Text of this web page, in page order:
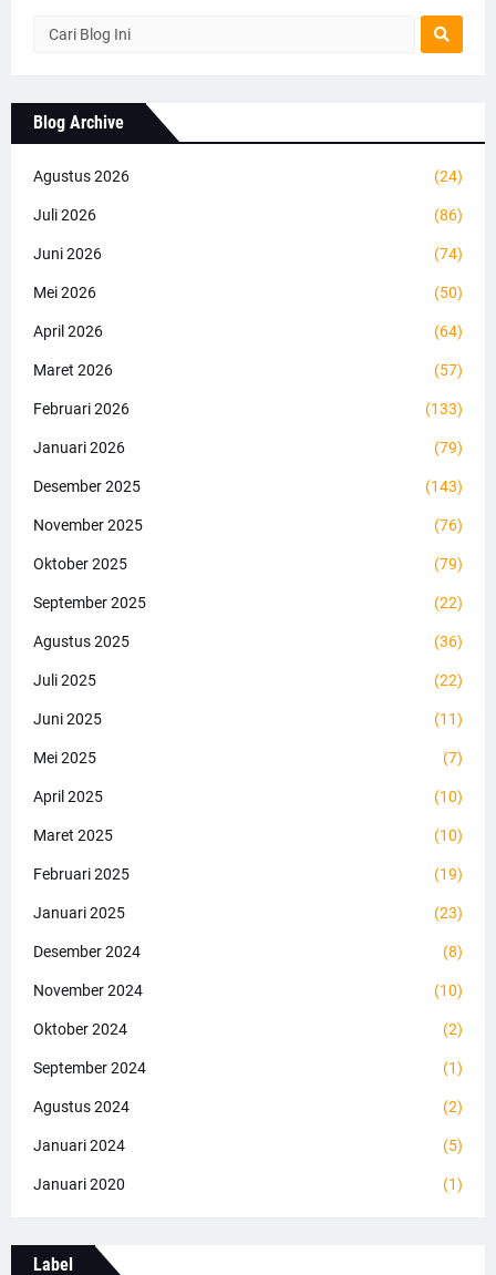
Blog Archive
Agustus 2026 (24)
Juli 2026 (86)
Juni 2026 (74)
Mei 2026 (50)
April 2026 (64)
Maret 2026 (57)
Februari 2026 (133)
Januari 2026 (79)
Desember 2025 (143)
November 2025 (76)
Oktober 2025 (79)
September 2025 (22)
Agustus 2025 (36)
Juli 2025 (22)
Juni 2025 (11)
Mei 2025 (7)
April 2025 (10)
Maret 2025 (10)
Februari 2025 (19)
Januari 2025 (23)
Desember 2024 (8)
November 2024 (10)
Oktober 2024 (2)
September 2024 (1)
Agustus 2024 (2)
Januari 2024 (5)
Januari 2020 (1)
Label